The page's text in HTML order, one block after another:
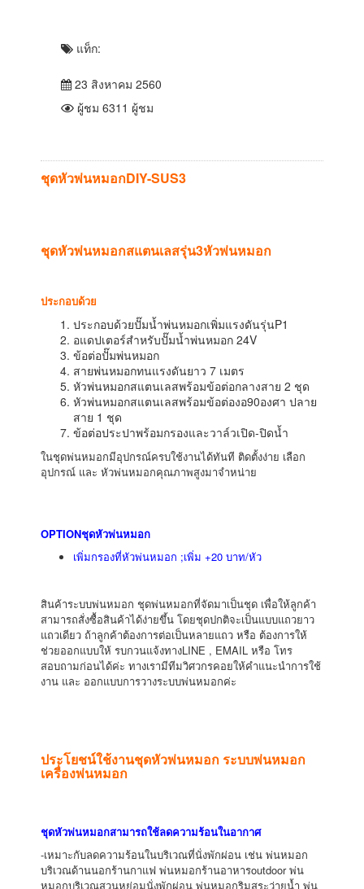
แท็ก:
23 สิงหาคม 2560
ผู้ชม 6311 ผู้ชม
ชุดหัวพ่นหมอกDIY-SUS3
ชุดหัวพ่นหมอกสแตนเลสรุ่น3หัวพ่นหมอก
ประกอบด้วย
ประกอบด้วยปั๊มน้ำพ่นหมอกเพิ่มแรงดันรุ่นP1
อแดปเตอร์สำหรับปั๊มน้ำพ่นหมอก 24V
ข้อต่อปั๊มพ่นหมอก
สายพ่นหมอกทนแรงดันยาว 7 เมตร
หัวพ่นหมอกสแตนเลสพร้อมข้อต่อกลางสาย 2 ชุด
หัวพ่นหมอกสแตนเลสพร้อมข้อต่องอ90องศา ปลาย
สาย 1 ชุด
ข้อต่อประปาพร้อมกรองและวาล์วเปิด-ปิดน้ำ
ในชุดพ่นหมอกมีอุปกรณ์ครบใช้งานได้ทันที ติดตั้งง่าย เลือก
อุปกรณ์ และ หัวพ่นหมอกคุณภาพสูงมาจำหน่าย
OPTIONชุดหัวพ่นหมอก
เพิ่มกรองที่หัวพ่นหมอก ;เพิ่ม +20 บาท/หัว
สินค้าระบบพ่นหมอก ชุดพ่นหมอกที่จัดมาเป็นชุด เพื่อให้ลูกค้า
สามารถสั่งซื้อสินค้าได้ง่ายขึ้น โดยชุดปกติจะเป็นแบบแถวยาว
แถวเดียว ถ้าลูกค้าต้องการต่อเป็นหลายแถว หรือ ต้องการให้
ช่วยออกแบบให้ รบกวนแจ้งทางLINE , EMAIL หรือ โทร
สอบถามก่อนได้ค่ะ ทางเรามีทีมวิศวกรคอยให้คำแนะนำการใช้
งาน และ ออกแบบการวางระบบพ่นหมอกค่ะ
ประโยชน์ใช้งานชุดหัวพ่นหมอก ระบบพ่นหมอก
เครื่องพ่นหมอก
ชุดหัวพ่นหมอกสามารถใช้ลดความร้อนในอากาศ
-เหมาะกับลดความร้อนในบริเวณที่นั่งพักผ่อน เช่น พ่นหมอก
บริเวณด้านนอกร้านกาแฟ พ่นหมอกร้านอาหารoutdoor พ่น
หมอกบริเวณสวนหย่อมนั่งพักผ่อน พ่นหมอกริมสระว่ายน้ำ พ่น